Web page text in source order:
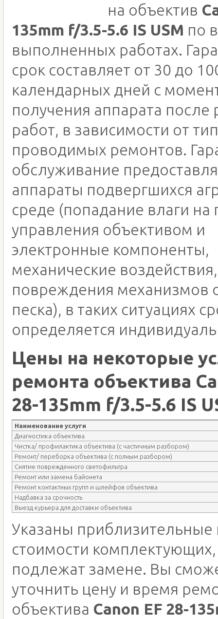
на объектив
135mm f/3.5-5.6 IS USM по
выполненных работах.
срок составляет от 30 до
календарных дней с
получения аппарата
работ, в зависимости от
проводимых ремонтов.
обслуживание
аппараты подвергшихся
среде (попадание влаги на
управления объективом и
электронные компоненты,
механические воздействия,
повреждения механизмов
песка), в таких ситуациях
определяется
Цены на некоторые
ремонта объектива
28-135mm f/3.5-5.6 IS
Наименование услуги
Диагностика объектива
Чистка/ профилактика объектива (с частичным разбором)
Ремонт/ переборка объектива (с полным разбором)
Снятие поврежденного светофильтра
Ремонт или замена байонета
Ремонт контактных групп и шлейфов объектива
Надбавка за срочность
Выезд курьера для доставки объектива
Указаны приблизительные
стоимости
подлежат замене. Вы
уточнить цену и время
объектива Canon EF 28-